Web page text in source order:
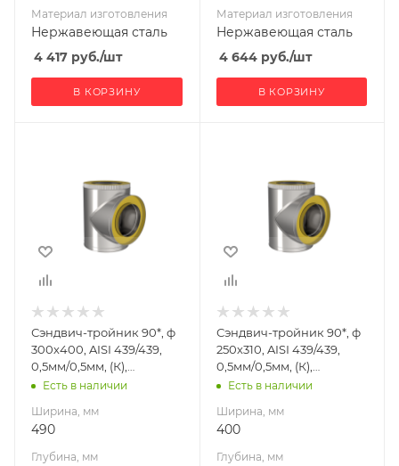
Материал изготовления
Нержавеющая сталь
4 417 руб./шт
В КОРЗИНУ
Материал изготовления
Нержавеющая сталь
4 644руб./шт
В КОРЗИНУ
Глубина, мм
580
Материал
Нержавеющая
сталь
Производитель
УМК
Сэндвич-тройник 90*, ф
300х400, AISI 439/439,
0,5мм/0,5мм, (К),
h=580мм
Есть в наличии
Ширина, мм
490
Глубина, мм
Глубина, мм
490
Материал
Нержавеющая
сталь
Производитель
УМК
Сэндвич-тройник 90*, ф
250х310, AISI 439/439,
0,5мм/0,5мм, (К),
h=490мм
Есть в наличии
Ширина, мм
400
Глубина, мм